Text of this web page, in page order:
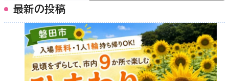
最新の投稿